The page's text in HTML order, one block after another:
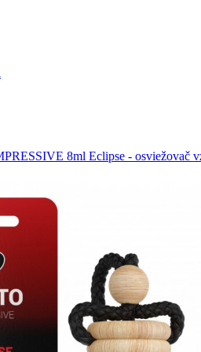
8ml Eclipse - osviežovač